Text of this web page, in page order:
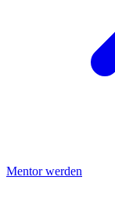
Mentor werden